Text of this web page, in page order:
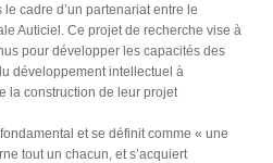
cadre d’un partenariat entre le
Auticiel. Ce projet de recherche vise à
pour développer les capacités des
développement intellectuel à
la construction de leur projet
et se définit comme « une
tout un chacun, et s’acquiert